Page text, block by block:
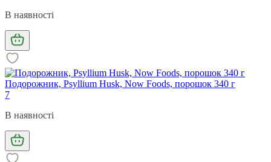
В наявності
Подорожник, Psyllium Husk, Now Foods, порошок 340 г
7
В наявності